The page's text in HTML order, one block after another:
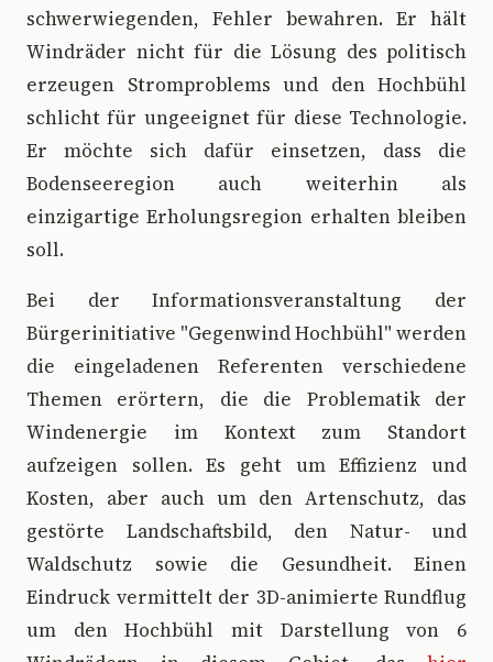
schwerwiegenden, Fehler bewahren. Er hält
Windräder nicht für die Lösung des politisch
erzeugen Stromproblems und den Hochbühl
schlicht für ungeeignet für diese Technologie.
Er möchte sich dafür einsetzen, dass die
Bodenseeregion auch weiterhin als
einzigartige Erholungsregion erhalten bleiben
soll.
Bei der Informationsveranstaltung der
Bürgerinitiative "Gegenwind Hochbühl" werden
die eingeladenen Referenten verschiedene
Themen erörtern, die die Problematik der
Windenergie im Kontext zum Standort
aufzeigen sollen. Es geht um Effizienz und
Kosten, aber auch um den Artenschutz, das
gestörte Landschaftsbild, den Natur- und
Waldschutz sowie die Gesundheit. Einen
Eindruck vermittelt der 3D-animierte Rundflug
um den Hochbühl mit Darstellung von 6